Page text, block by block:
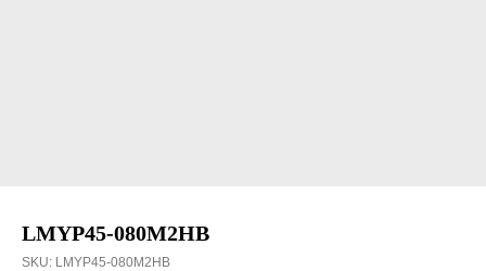
LMYP45-080M2HB
SKU: LMYP45-080M2HB